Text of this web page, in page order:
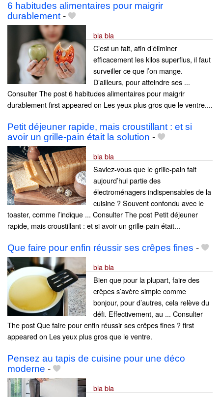
6 habitudes alimentaires pour maigrir
durablement -
bla bla
C’est un fait, afin d’éliminer
efficacement les kilos superflus, il faut
surveiller ce que l’on mange.
D’ailleurs, pour atteindre ses ...
Consulter The post 6 habitudes alimentaires pour maigrir
durablement first appeared on Les yeux plus gros que le ventre....
Petit déjeuner rapide, mais croustillant : et si
avoir un grille-pain était la solution -
bla bla
Saviez-vous que le grille-pain fait
aujourd’hui partie des
électroménagers indispensables de la
cuisine ? Souvent confondu avec le
toaster, comme l’indique ... Consulter The post Petit déjeuner
rapide, mais croustillant : et si avoir un grille-pain était...
Que faire pour enfin réussir ses crêpes fines -
bla bla
Bien que pour la plupart, faire des
crêpes s’avère simple comme
bonjour, pour d’autres, cela relève du
défi. Effectivement, au ... Consulter
The post Que faire pour enfin réussir ses crêpes fines ? first
appeared on Les yeux plus gros que le ventre.
Pensez au tapis de cuisine pour une déco
moderne -
bla bla